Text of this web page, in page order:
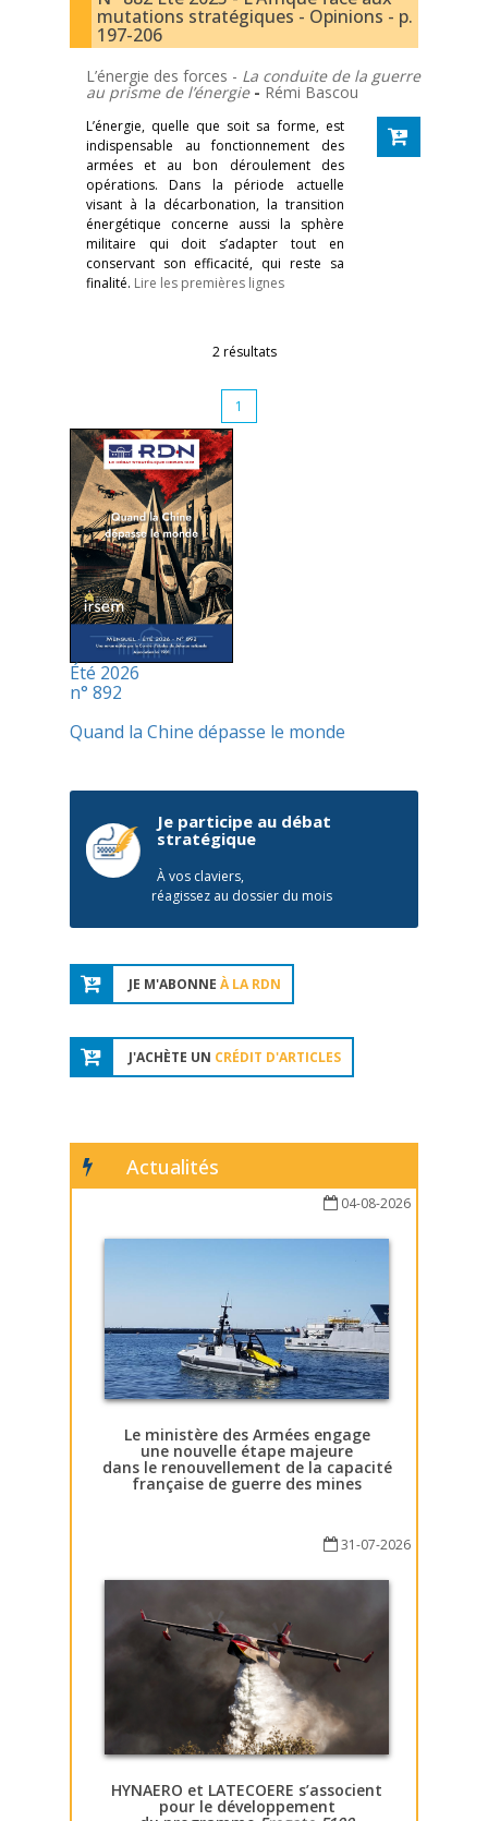
mutations stratégiques - Opinions - p.
197-206
L’énergie des forces - La conduite de la guerre
au prisme de l’énergie - Rémi Bascou
L’énergie, quelle que soit sa forme, est
indispensable au fonctionnement des
armées et au bon déroulement des
opérations. Dans la période actuelle
visant à la décarbonation, la transition
énergétique concerne aussi la sphère
militaire qui doit s’adapter tout en
conservant son efficacité, qui reste sa
finalité. Lire les premières lignes
2 résultats
1
Été 2026
n° 892
Quand la Chine dépasse le monde
Je participe au débat
stratégique
À vos claviers,
réagissez au dossier du mois
JE M'ABONNE À LA RDN
J'ACHÈTE UN CRÉDIT D'ARTICLES
Actualités
04-08-2026
Le ministère des Armées engage
une nouvelle étape majeure
dans le renouvellement de la capacité
française de guerre des mines
31-07-2026
HYNAERO et LATECOERE s’associent
pour le développement